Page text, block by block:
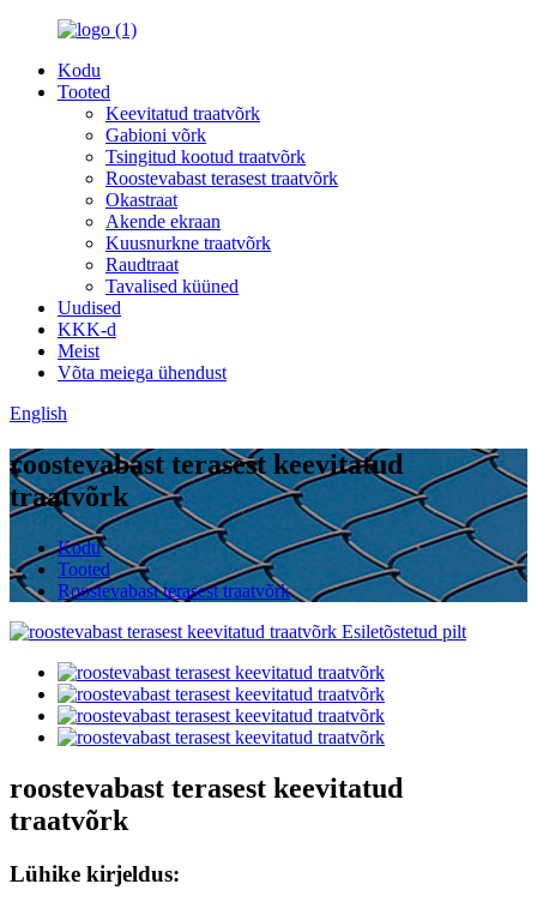
Kodu
Tooted
Keevitatud traatvõrk
Gabioni võrk
Tsingitud kootud traatvõrk
Roostevabast terasest traatvõrk
Okastraat
Akende ekraan
Kuusnurkne traatvõrk
Raudtraat
Tavalised küüned
Uudised
KKK-d
Meist
Võta meiega ühendust
English
roostevabast terasest keevitatud
traatvõrk
Kodu
Tooted
Roostevabast terasest traatvõrk
roostevabast terasest keevitatud
traatvõrk
Lühike kirjeldus: